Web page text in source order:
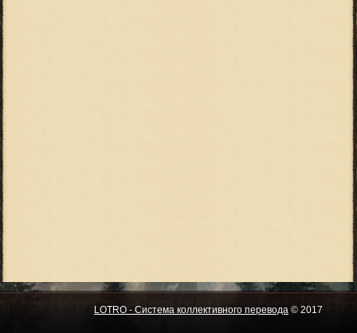
LOTRO - Система коллективного перевода © 2017